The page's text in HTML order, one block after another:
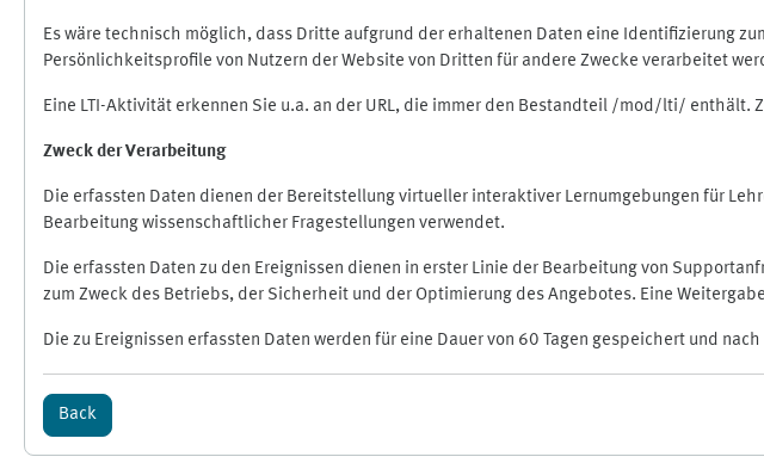
Es wäre technisch möglich, dass Dritte aufgrund der erhaltenen Daten eine Identifizierung
Persönlichkeitsprofile von Nutzern der Website von Dritten für andere Zwecke verarbeitet
Eine LTI-Aktivität erkennen Sie u.a. an der URL, die immer den Bestandteil /mod/lti/
Zweck der Verarbeitung
Die erfassten Daten dienen der Bereitstellung virtueller interaktiver Lernumgebungen für
Bearbeitung wissenschaftlicher Fragestellungen verwendet.
Die erfassten Daten zu den Ereignissen dienen in erster Linie der Bearbeitung von
zum Zweck des Betriebs, der Sicherheit und der Optimierung des Angebotes. Eine
Die zu Ereignissen erfassten Daten werden für eine Dauer von 60 Tagen gespeichert und
Back